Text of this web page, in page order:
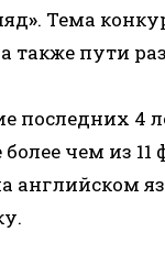
». Тема
также пути
4
чем из 11
английском